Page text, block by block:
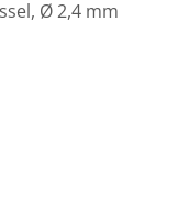
Ø 2,4 mm